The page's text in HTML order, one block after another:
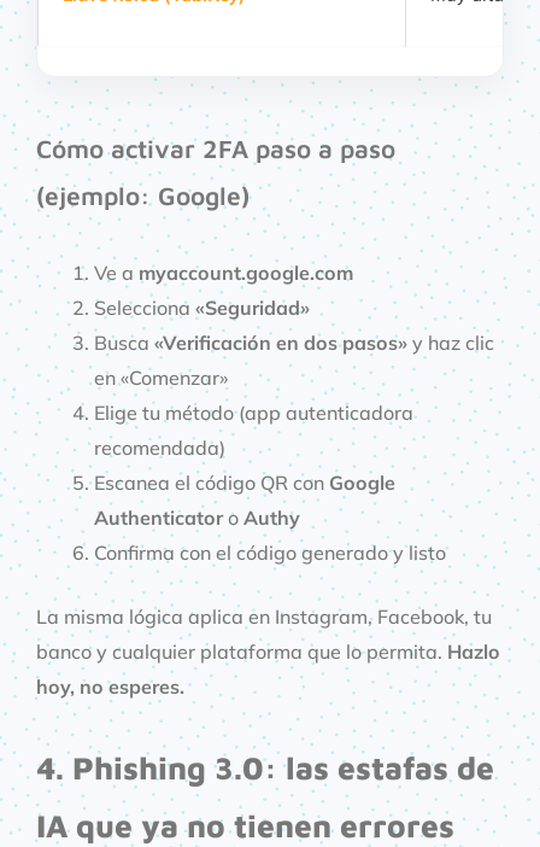
Cómo activar 2FA paso a paso
(ejemplo: Google)
Ve a myaccount.google.com
Selecciona «Seguridad»
Busca «Verificación en dos pasos»y haz clic
en «Comenzar»
Elige tu método (app autenticadora
recomendada)
Escanea el código QR con Google
Authenticatoro Authy
Confirma con el código generado y listo
La misma lógica aplica en Instagram, Facebook, tu
banco y cualquier plataforma que lo permita. Hazlo
hoy, no esperes.
4. Phishing 3.0: las estafas de
IA que ya no tienen errores